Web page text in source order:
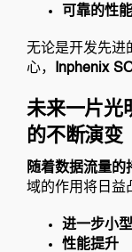
可靠的性能
无论是开发先进
心，
Inphenix
未来一片光
的不断演变
随着数据流量的
域的作用将日益
进一步小
性能提升